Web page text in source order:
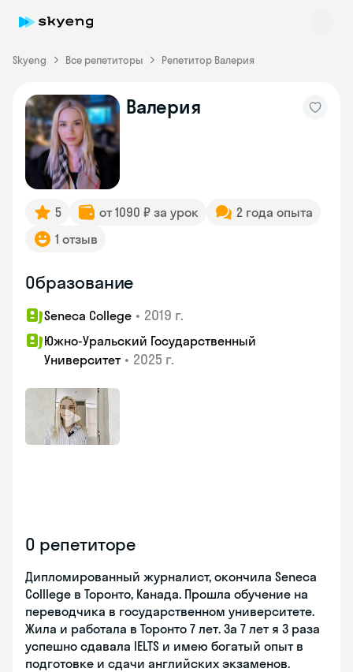
Skyeng Все репетиторы Репетитор Валерия
Валерия
5 от 1090 ₽ за урок
2 года опыта
1 отзыв
Образование
Seneca College • 2019 г.
Южно-Уральский Государственный
Университет • 2025 г.
О репетиторе
Дипломированный журналист, окончила Seneca
Colllege в Торонто, Канада. Прошла обучение на
переводчика в государственном университете.
Жила и работала в Торонто 7 лет. За 7 лет я 3 раза
успешно сдавала IELTS и имею богатый опыт в
подготовке и сдачи английских экзаменов.
Skyeng Chat
online